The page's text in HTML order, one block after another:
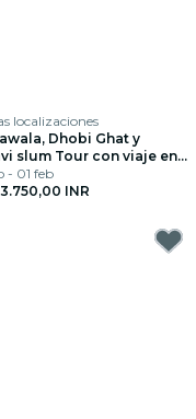
localizaciones
Dhobi Ghat y
slum Tour con viaje en
- 01 feb
3.750,00 INR